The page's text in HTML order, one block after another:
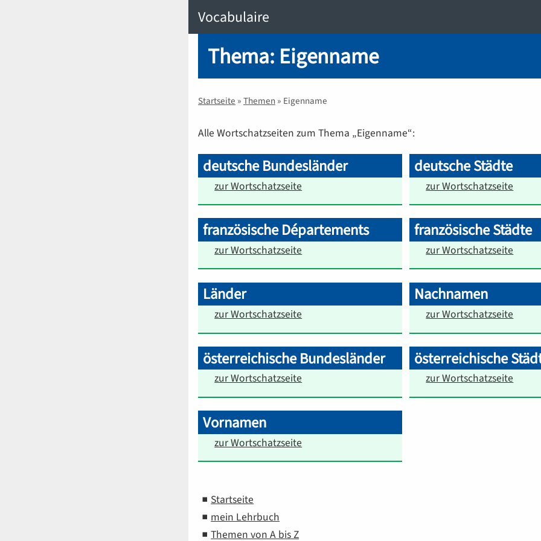
Vocabulaire
Thema: Eigenname
Startseite » Themen » Eigenname
Alle Wortschatzseiten zum Thema „Eigenname“:
deutsche Bundesländer
zur Wortschatzseite
deutsche Städte
zur Wortschatzseite
französische Départements
zur Wortschatzseite
französische Städte
zur Wortschatzseite
Länder
zur Wortschatzseite
Nachnamen
zur Wortschatzseite
österreichische Bundesländer
zur Wortschatzseite
österreichische
zur Wortschatzseite
Vornamen
zur Wortschatzseite
Startseite
mein Lehrbuch
Themen von A bis Z